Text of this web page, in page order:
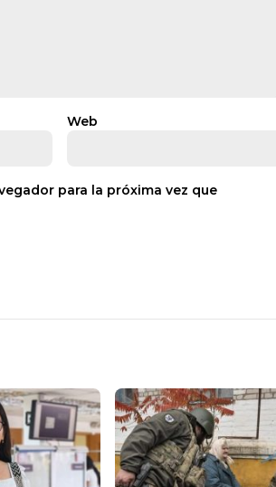
Web
para la próxima vez que